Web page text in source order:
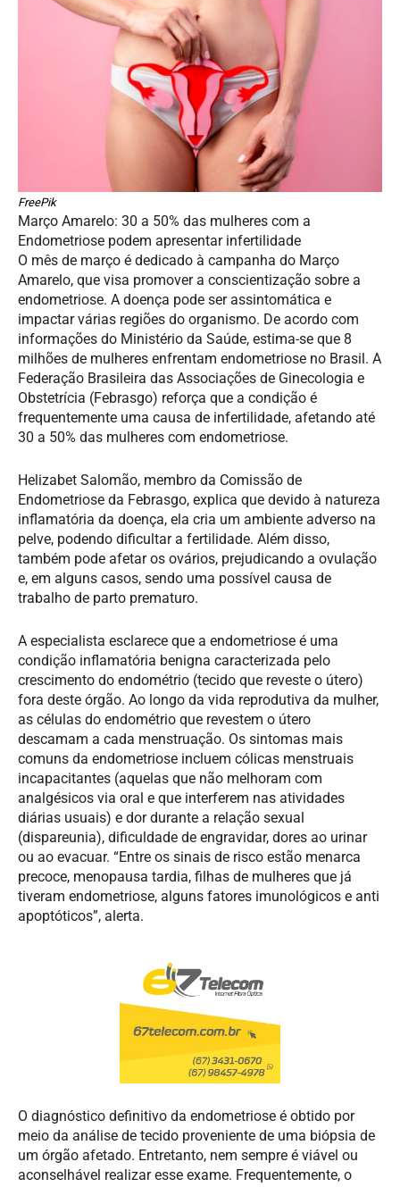
FreePik
Março Amarelo: 30 a 50% das mulheres com a
Endometriose podem apresentar infertilidade
O mês de março é dedicado à campanha do Março
Amarelo, que visa promover a conscientização sobre a
endometriose. A doença pode ser assintomática e
impactar várias regiões do organismo. De acordo com
informações do Ministério da Saúde, estima-se que 8
milhões de mulheres enfrentam endometriose no Brasil. A
Federação Brasileira das Associações de Ginecologia e
Obstetrícia (Febrasgo) reforça que a condição é
frequentemente uma causa de infertilidade, afetando até
30 a 50% das mulheres com endometriose.
Helizabet Salomão, membro da Comissão de
Endometriose da Febrasgo, explica que devido à natureza
inflamatória da doença, ela cria um ambiente adverso na
pelve, podendo dificultar a fertilidade. Além disso,
também pode afetar os ovários, prejudicando a ovulação
e, em alguns casos, sendo uma possível causa de
trabalho de parto prematuro.
A especialista esclarece que a endometriose é uma
condição inflamatória benigna caracterizada pelo
crescimento do endométrio (tecido que reveste o útero)
fora deste órgão. Ao longo da vida reprodutiva da mulher,
as células do endométrio que revestem o útero
descamam a cada menstruação. Os sintomas mais
comuns da endometriose incluem cólicas menstruais
incapacitantes (aquelas que não melhoram com
analgésicos via oral e que interferem nas atividades
diárias usuais) e dor durante a relação sexual
(dispareunia), dificuldade de engravidar, dores ao urinar
ou ao evacuar. “Entre os sinais de risco estão menarca
precoce, menopausa tardia, filhas de mulheres que já
tiveram endometriose, alguns fatores imunológicos e anti
apoptóticos”, alerta.
O diagnóstico definitivo da endometriose é obtido por
meio da análise de tecido proveniente de uma biópsia de
um órgão afetado. Entretanto, nem sempre é viável ou
aconselhável realizar esse exame. Frequentemente, o